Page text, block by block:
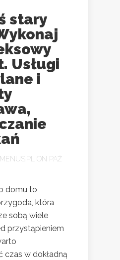
stary
Usługi
i
ON PAŹ
domu to
która
sobą wiele
przystąpieniem
czas w dokładną